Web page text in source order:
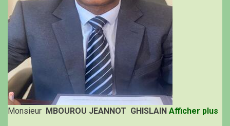
Monsieur MBOUROU JEANNOT GHISLAIN Afficher plus